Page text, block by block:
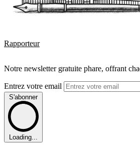
Rapporteur
Notre newsletter gratuite phare, offrant
Entrez votre email
S'abonner
Loading...